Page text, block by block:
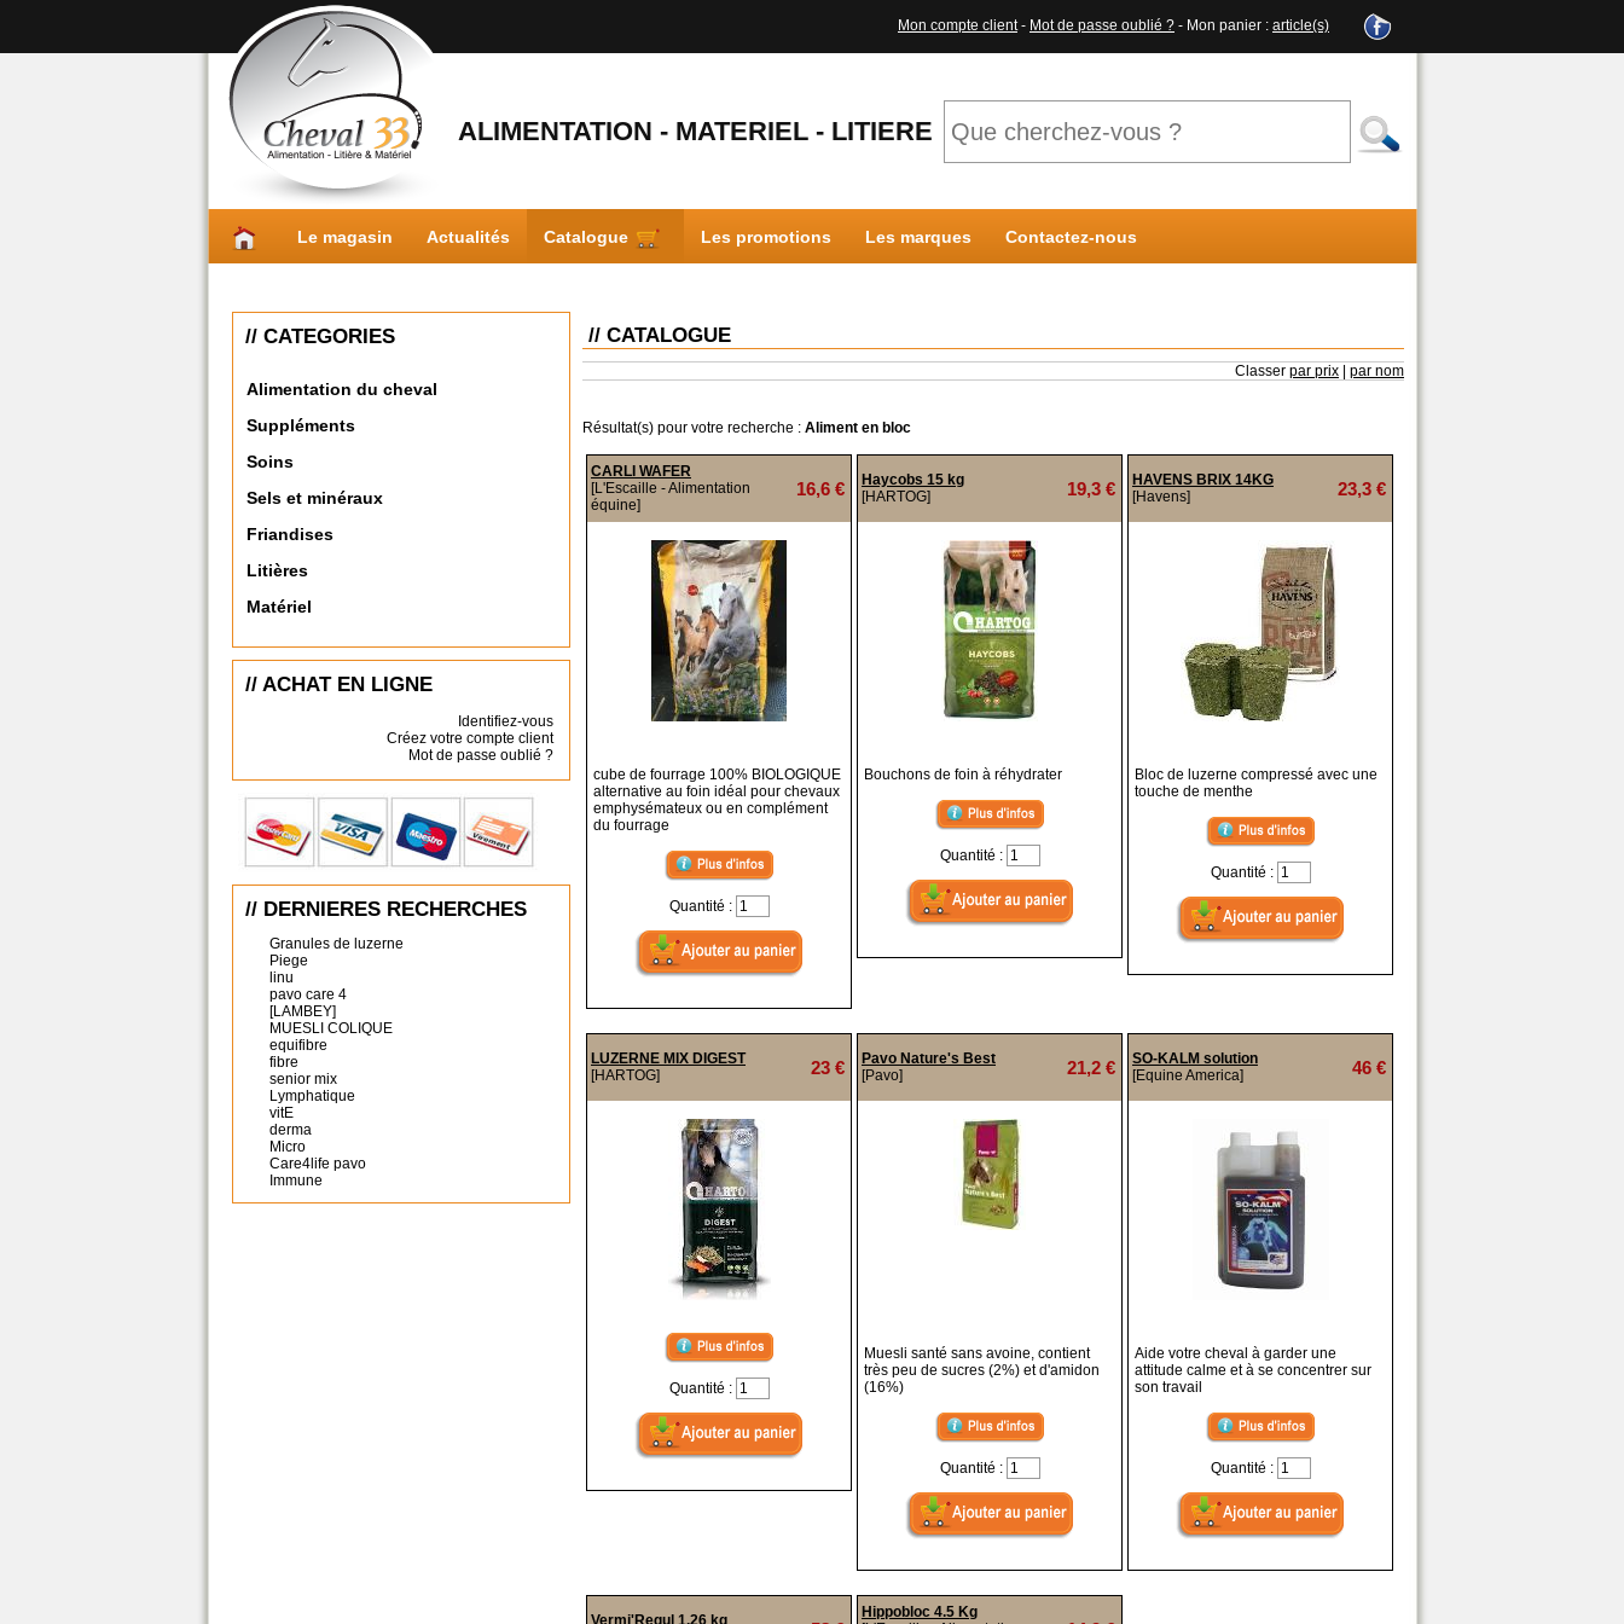
Mon compte client- Mot de passe oublié ? - Mon panier : article(s)
ALIMENTATION - MATERIEL - LITIERE
Le magasin Actualités Catalogue Les promotions Les marques Contactez-nous
// CATEGORIES
Alimentation du cheval
Suppléments
Soins
Sels et minéraux
Friandises
Litières
Matériel
// ACHAT EN LIGNE
Identifiez-vous
Créez votre compte client
Mot de passe oublié ?
// DERNIERES RECHERCHES
Granules de luzerne
Piege
linu
pavo care 4
[LAMBEY]
MUESLI COLIQUE
equifibre
fibre
senior mix
Lymphatique
vitE
derma
Micro
Care4life pavo
Immune
// CATALOGUE
Classer par prix par nom
Résultat(s) pour votre recherche : Aliment en bloc
CARLI WAFER
[L'Escaille - Alimentation
équine]
16,6 €
cube de fourrage 100% BIOLOGIQUE
alternative au foin idéal pour chevaux
emphysémateux ou en complément
du fourrage
Quantité :
Haycobs 15 kg
[HARTOG]
19,3 €
Bouchons de foin à réhydrater
Quantité :
HAVENS BRIX 14KG
[Havens]
23,3 €
Bloc de luzerne compressé avec une
touche de menthe
Quantité :
LUZERNE MIX DIGEST
[HARTOG]
23 €
Quantité :
Pavo Nature's Best
[Pavo]
21,2 €
Muesli santé sans avoine, contient
très peu de sucres (2%) et d'amidon
(16%)
Quantité :
SO-KALM solution
[Equine America]
46 €
Aide votre cheval à garder une
attitude calme et à se concentrer sur
son travail
Quantité :
Vermi'Regul 1.26 kg
Hippobloc 4.5 Kg